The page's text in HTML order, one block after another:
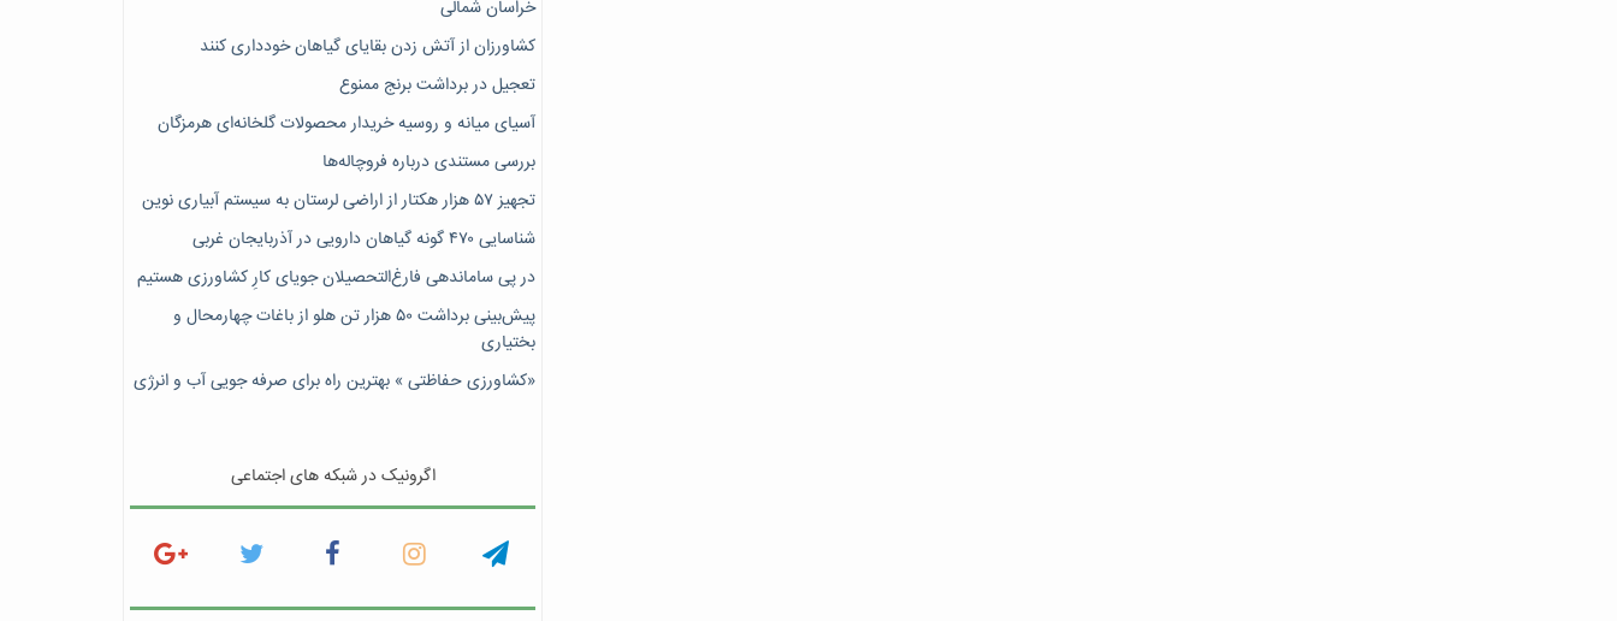
خراسان شمالی
کشاورزان از آتش زدن بقایای گیاهان خودداری کنند
تعجیل در برداشت برنج ممنوع
آسیای میانه و روسیه خریدار محصولات گلخانه‌ای هرمزگان
بررسی مستندی درباره فروچاله‌ها
تجهیز ۵۷ هزار هکتار از اراضی لرستان به سیستم آبیاری نوین
شناسایی ۴۷٠ گونه گیاهان دارویی در آذربایجان غربی
در پی ساماندهی فارغ‌التحصیلان جویای کارِ کشاورزی هستیم
پیش‎‌بینی برداشت ۵۰ هزار تن هلو از باغات چهارمحال و
بختیاری
«کشاورزی حفاظتی » بهترین راه برای صرفه جویی آب و انرژی
اگرونیک در شبکه های اجتماعی